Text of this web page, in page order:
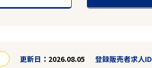
から検索する
更新日 2026.08.05 登録販売者求人ID